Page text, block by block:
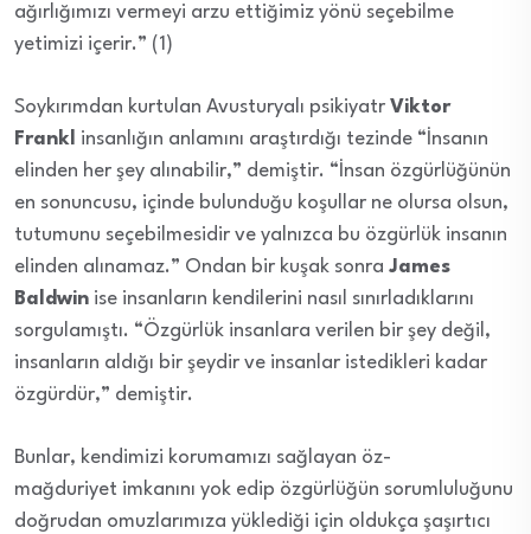
ağırlığımızı vermeyi arzu ettiğimiz yönü seçebilme
yetimizi içerir.” (1)
Soykırımdan kurtulan Avusturyalı psikiyatr Viktor
Frankl insanlığın anlamını araştırdığı tezinde “İnsanın
elinden her şey alınabilir,” demiştir. “İnsan özgürlüğünün
en sonuncusu, içinde bulunduğu koşullar ne olursa olsun,
tutumunu seçebilmesidir ve yalnızca bu özgürlük insanın
elinden alınamaz.” Ondan bir kuşak sonra James
Baldwin ise insanların kendilerini nasıl sınırladıklarını
sorgulamıştı. “Özgürlük insanlara verilen bir şey değil,
insanların aldığı bir şeydir ve insanlar istedikleri kadar
özgürdür,” demiştir.
Bunlar, kendimizi korumamızı sağlayan öz-
mağduriyet imkanını yok edip özgürlüğün sorumluluğunu
doğrudan omuzlarımıza yüklediği için oldukça şaşırtıcı